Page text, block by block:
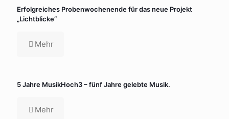
Erfolgreiches Probenwochenende für das neue Projekt
„Lichtblicke“
Mehr
5 Jahre MusikHoch3 – fünf Jahre gelebte Musik.
Mehr